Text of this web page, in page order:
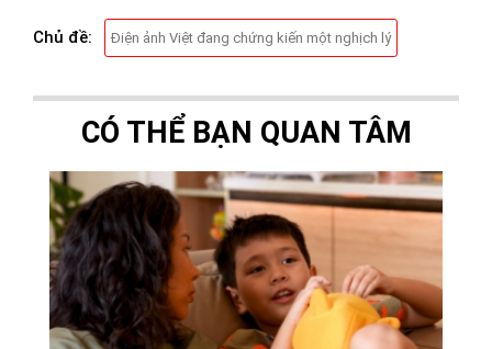
Chủ đề: Điện ảnh Việt đang chứng kiến một nghịch lý
CÓ THỂ BẠN QUAN TÂM